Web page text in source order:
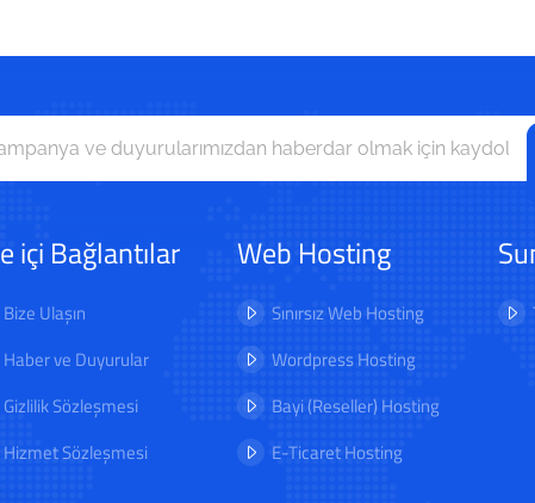
içi Bağlantılar
Bize Ulaşın
Haber ve Duyurular
Gizlilik Sözleşmesi
Hizmet Sözleşmesi
Web Hosting
Sınırsız Web Hosting
Wordpress Hosting
Bayi (Reseller) Hosting
E-Ticaret Hosting